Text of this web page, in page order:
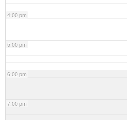
4:00 pm
5:00 pm
6:00 pm
7:00 pm